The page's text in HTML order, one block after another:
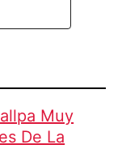
Muy
De La